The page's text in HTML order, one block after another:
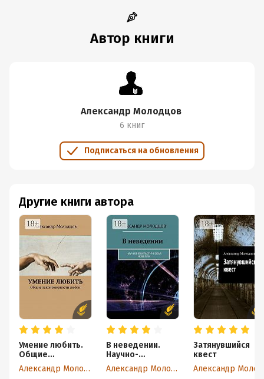
Автор книги
Александр Молодцов
6 книг
Подписаться на обновления
Другие книги автора
Умение любить.
Общие
закономерности
любви
Александр Молодцов
В неведении.
Научно-
фантастическая
новелла
Александр Молодцов
Затянувшийся
квест